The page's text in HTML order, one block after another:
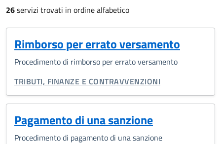
26servizi trovati in ordine alfabetico
Rimborso per errato versamento
Procedimento di rimborso per errato versamento
CATEGORIA CORRELATA:
TRIBUTI, FINANZE E CONTRAVVENZIONI
Pagamento di una sanzione
Procedimento di pagamento di una sanzione